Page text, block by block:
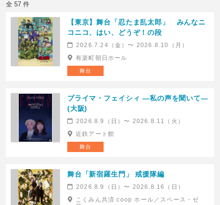
全 57 件
【東京】舞台「忍たま乱太郎」 みんなニ
コニコ、はい、どうぞ！の段
2026.7.24（金）〜 2026.8.10（月）
有楽町朝日ホール
舞台
プライマ・フェイシィ —私の声を聞いて—
(大阪)
2026.8.9（日）〜 2026.8.11（火）
近鉄アート館
舞台
舞台「新宿羅生門」 戒援隊編
2026.8.9（日）〜 2026.8.16（日）
こくみん共済 coop ホール／スペース・ゼ